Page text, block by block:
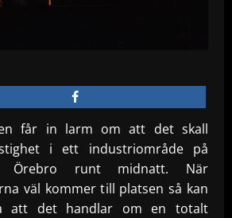
får in larm om att det skall
i ett industriområde på
i Örebro runt midnatt. När
väl kommer till platsen så kan
att det handlar om en totalt